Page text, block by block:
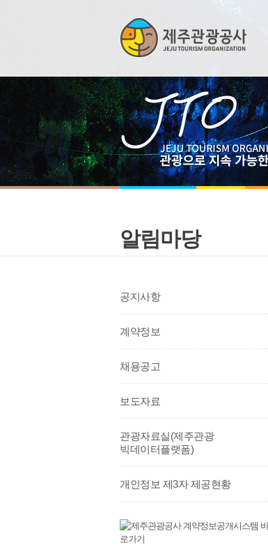
알림마당
공지사항
계약정보
채용공고
보도자료
관광자료실(제주관광
빅데이터플랫폼)
개인정보 제3자 제공현황